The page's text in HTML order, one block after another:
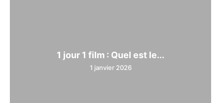
1 jour 1 film : Quel est le...
1 janvier 2026